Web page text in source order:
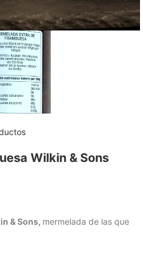
Wilkin & Sons
& Sons, mermelada de las que